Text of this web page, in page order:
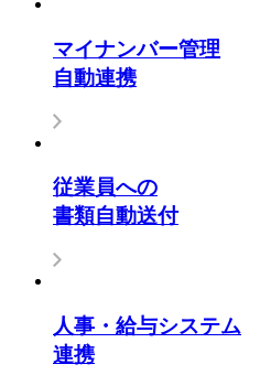
マイナンバー管理
自動連携
従業員への
書類自動送付
人事・給与システム
連携